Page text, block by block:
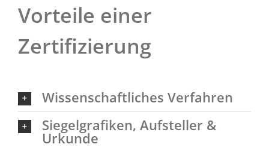
Vorteile einer
Zertifizierung
Wissenschaftliches Verfahren
Siegelgrafiken, Aufsteller &
Urkunde